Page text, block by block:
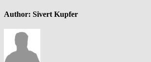
Author: Sivert Kupfer